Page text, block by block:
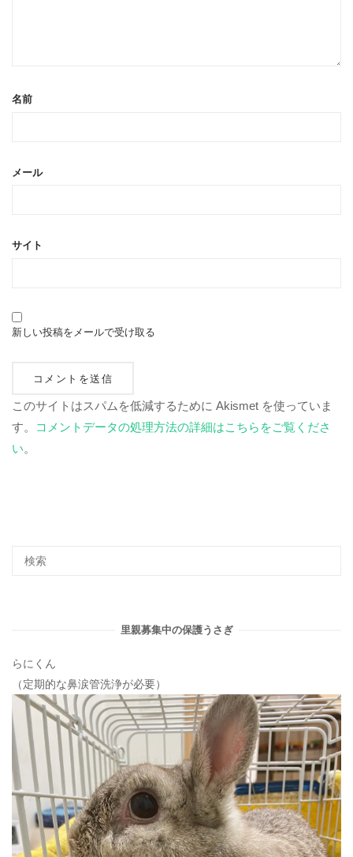
名前
メール
サイト
新しい投稿をメールで受け取る
このサイトはスパムを低減するために Akismet を使っていま
す。
コメントデータの処理方法の詳細はこちらをご覧くださ
い。
里親募集中の保護うさぎ
らにくん
（定期的な鼻涙管洗浄が必要）